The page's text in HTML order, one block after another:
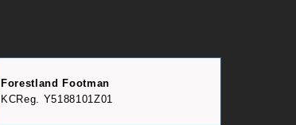
Forestland Footman
KCReg. Y5188101Z01